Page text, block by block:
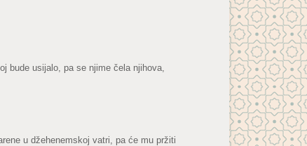
bude usijalo, pa se njime čela njihova,
u džehenemskoj vatri, pa će mu pržiti